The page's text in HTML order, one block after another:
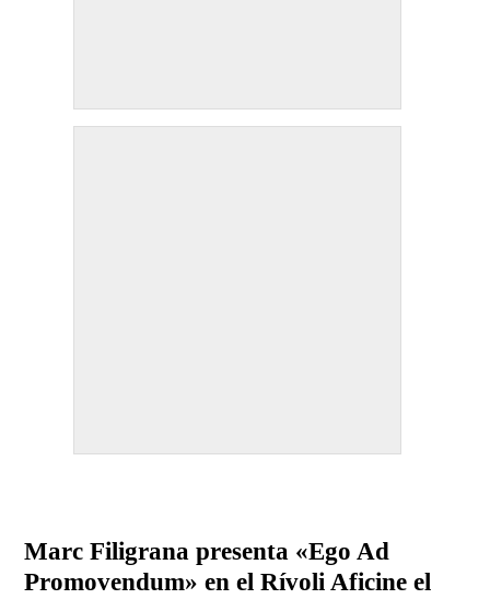
Marc Filigrana presenta «Ego Ad
Promovendum» en el Rívoli Aficine el